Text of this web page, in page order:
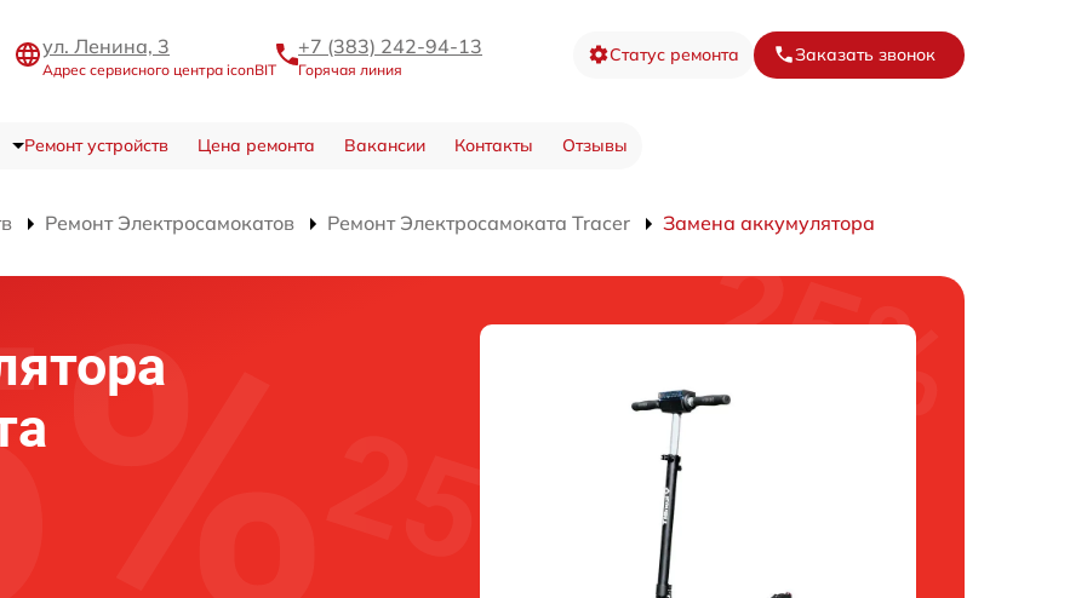
ул. Ленина, 3
Адрес сервисного центра iconBIT
+7 (383) 242-94-13
Горячая линия
Статус ремонта Заказать звонок
Ремонт устройств Цена ремонта Вакансии Контакты Отзывы
Ремонт Электросамокатов Ремонт Электросамоката Tracer Замена аккумулятора